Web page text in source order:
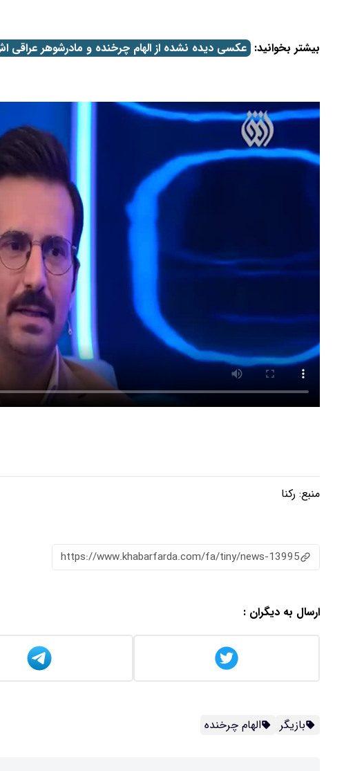
بیشتر بخوانید: عکسی دیده نشده از الهام چرخنده و مادرشوهر عراقی
منبع: رکنا
https://www.khabarfarda.com/fa/tiny/news-13995
ارسال به دیگران :
بازیگر الهام چرخنده